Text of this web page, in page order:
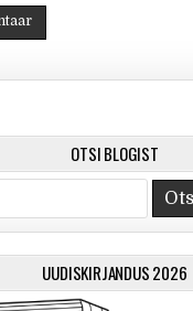
OTSI BLOGIST
UUDISKIRJANDUS 2026